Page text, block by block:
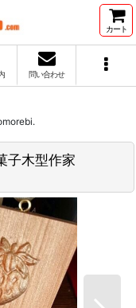
カート
問い合わせ
木型作家